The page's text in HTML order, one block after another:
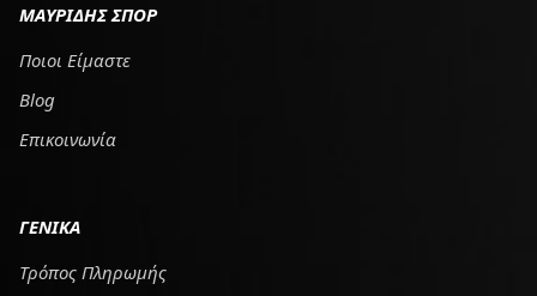
ΜΑΥΡΙΔΗΣ ΣΠΟΡ
Ποιοι Είμαστε
Blog
Επικοινωνία
ΓΕΝΙΚΑ
Τρόπος Πληρωμής